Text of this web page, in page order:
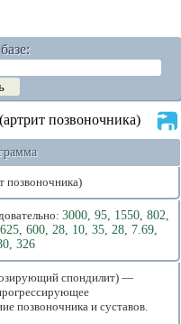
позвоночника)
позвоночника)
3000, 95, 1550, 802,
600, 28, 10, 35, 28, 7.69,
326
спондилит) —
позвоночника и суставов.